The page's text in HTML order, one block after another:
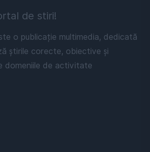
de stiri!
o publicație multimedia, dedicată
știrile corecte, obiective și
domeniile de activitate